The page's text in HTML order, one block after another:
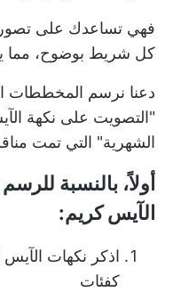
فهي تساعدك على
كل شريط بوضوح، مما
دعنا نرسم المخططات
"التصويت على نكهة
الشهرية" التي تمت
أولاً، بالنسبة
الآيس كريم:
اذكر نكهات الآيس
كفئات